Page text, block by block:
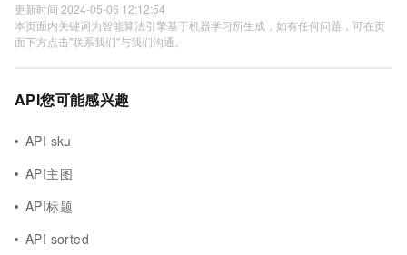
更新时间 2024-05-06 12:12:54
本页面内关键词为智能算法引擎基于机器学习所生成，如有任何问题，可在页
面下方点击"联系我们"与我们沟通。
API您可能感兴趣
API sku
API主图
API标题
API sorted